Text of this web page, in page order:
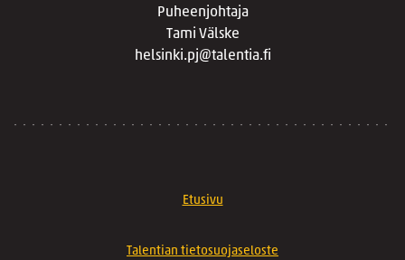
Puheenjohtaja
Tami Välske
helsinki.pj@talentia.fi
Etusivu
Talentian tietosuojaseloste